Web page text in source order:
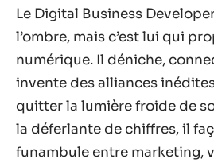
Le Digital Business
l’ombre, mais c’est lui qui
numérique. Il déniche,
invente des alliances
quitter la lumière froide de
la déferlante de chiffres, il
funambule entre marketing,